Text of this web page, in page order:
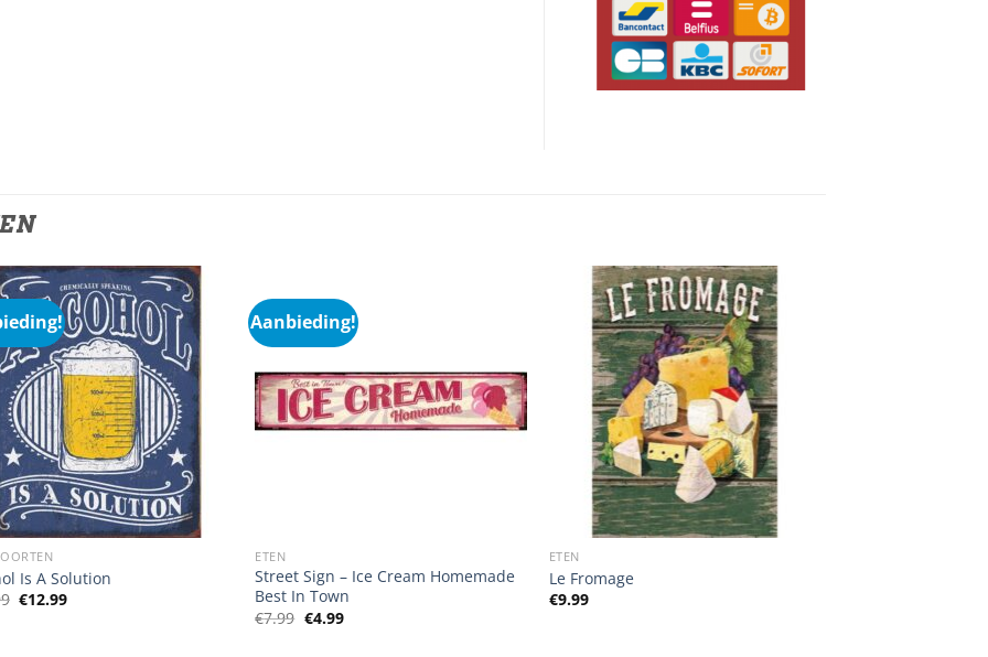
Is A Solution
Oorspronkelijke
€12.99Huidige
Aanbieding!
ETEN
Street Sign – Ice Cream Homemade
Best In Town
€7.99 Oorspronkelijke
€4.99Huidige
ETEN
Le Fromage
€9.99